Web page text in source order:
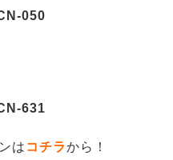
050
631
は コチラから！